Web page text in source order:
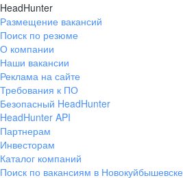
HeadHunter
Размещение вакансий
Поиск по резюме
О компании
Наши вакансии
Реклама на сайте
Требования к ПО
Безопасный HeadHunter
HeadHunter API
Партнерам
Инвесторам
Каталог компаний
Поиск по вакансиям в Новокуйбышевске